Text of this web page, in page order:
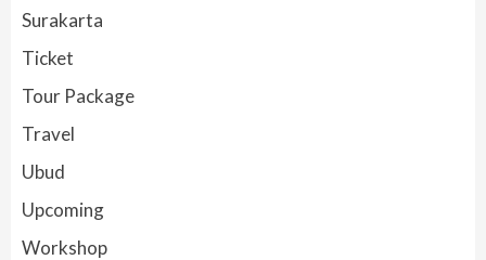
Surakarta
Ticket
Tour Package
Travel
Ubud
Upcoming
Workshop